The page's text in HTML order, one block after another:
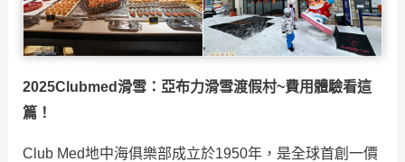
2025Clubmed滑雪：亞布力滑雪渡假村~費用體驗看這
篇！
Club Med地中海俱樂部成立於1950年，是全球首創一價